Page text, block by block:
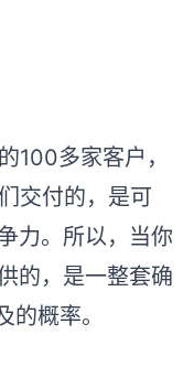
100多家客户，
交付的，是可
力。所以，当你
的，是一整套确
的概率。